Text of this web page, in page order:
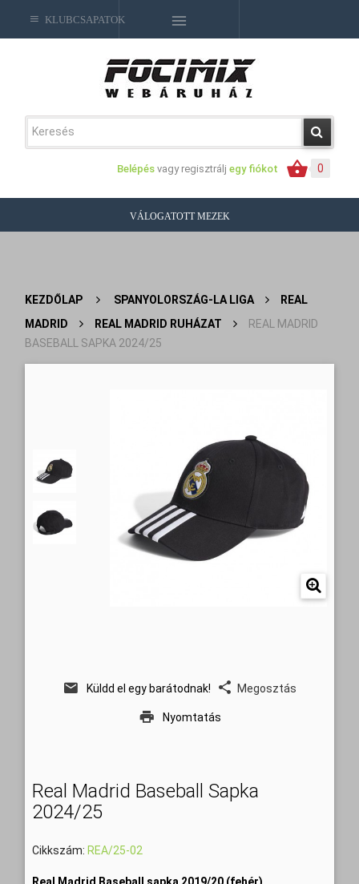
0
Belépés vagy regisztrálj egy fiókot
KLUBCSAPATOK
VÁLOGATOTT MEZEK
KEZDŐLAP > SPANYOLORSZÁG-LA LIGA >
REAL
MADRID
> REAL MADRID RUHÁZAT >
REAL MADRID
BASEBALL SAPKA 2024/25
Küldd el egy barátodnak! Megosztás
Nyomtatás
Real Madrid Baseball Sapka
2024/25
Cikkszám: REA/25-02